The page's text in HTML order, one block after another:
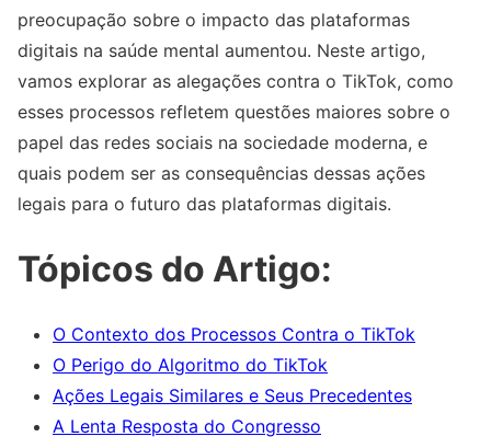
preocupação sobre o impacto das plataformas
digitais na saúde mental aumentou. Neste artigo,
vamos explorar as alegações contra o TikTok, como
esses processos refletem questões maiores sobre o
papel das redes sociais na sociedade moderna, e
quais podem ser as consequências dessas ações
legais para o futuro das plataformas digitais.
Tópicos do Artigo:
O Contexto dos Processos Contra o TikTok
O Perigo do Algoritmo do TikTok
Ações Legais Similares e Seus Precedentes
A Lenta Resposta do Congresso